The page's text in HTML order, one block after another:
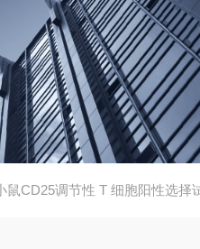
鼠CD25调节性 T 细胞阳性选择